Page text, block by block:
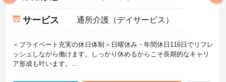
サービス 通所介護（デイサービス）
＜プライベート充実の休日体制＞日曜休み・年間休日116日でリフレ
ッシュしながら働けます。しっかり休めるからこそ長期的なキャリ
ア形成も叶います。